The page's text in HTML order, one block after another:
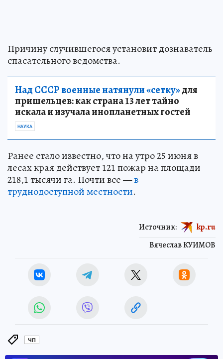
Причину случившегося установит дознаватель
спасательного ведомства.
Над СССР военные натянули «сетку»для
пришельцев: как страна 13 лет тайно
искала и изучала инопланетных гостей
НАУКА
Ранее стало известно, что на утро 25 июня в
лесах края действует 121 пожар на площади
218,1 тысячи га. Почти все —в
труднодоступной местности.
Вячеслав КУИМОВ
Источник: kp.ru
ЧП